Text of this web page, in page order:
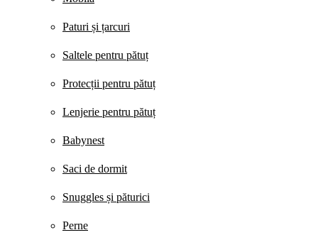
Paturi și țarcuri
Saltele pentru pătuț
Protecții pentru pătuț
Lenjerie pentru pătuț
Babynest
Saci de dormit
Snuggles și păturici
Perne